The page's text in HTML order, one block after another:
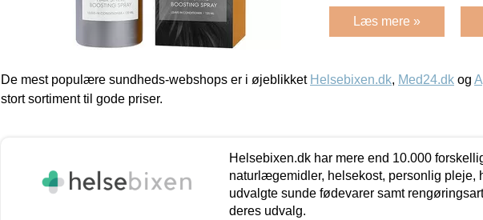
Læs mere »
De mest populære sundheds-webshops er i øjeblikket Helsebixen.dk, Med24.dk og
stort sortiment til gode priser.
Helsebixen.dk har mere end 10.000
naturlægemidler, helsekost, personlig pleje,
udvalgte sunde fødevarer samt
deres udvalg.